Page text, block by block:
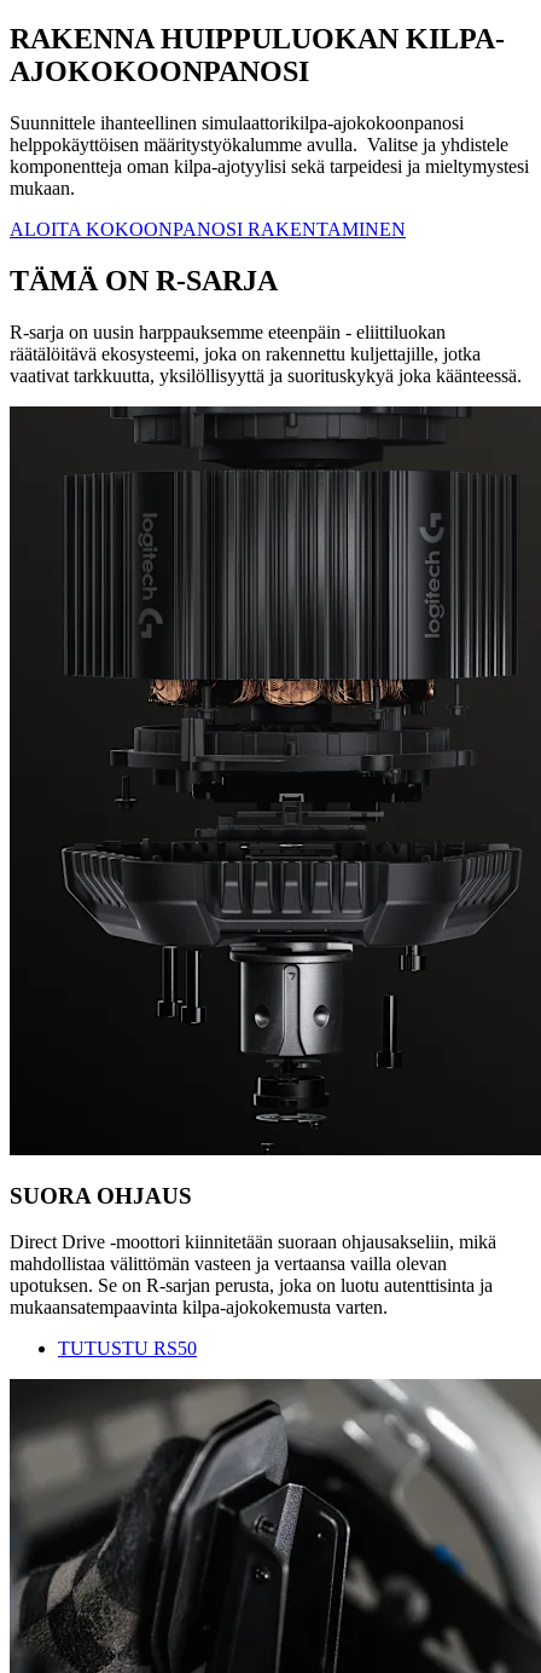
RAKENNA HUIPPULUOKAN KILPA-
AJOKOKOONPANOSI
Suunnittele ihanteellinen simulaattorikilpa-ajokokoonpanosi
helppokäyttöisen määritystyökalumme avulla. Valitse ja yhdistele
komponentteja oman kilpa-ajotyylisi sekä tarpeidesi ja mieltymystesi
mukaan.
ALOITA KOKOONPANOSI RAKENTAMINEN
TÄMÄ ON R-SARJA
R-sarja on uusin harppauksemme eteenpäin - eliittiluokan
räätälöitävä ekosysteemi, joka on rakennettu kuljettajille, jotka
vaativat tarkkuutta, yksilöllisyyttä ja suorituskykyä joka käänteessä.
SUORA OHJAUS
Direct Drive -moottori kiinnitetään suoraan ohjausakseliin, mikä
mahdollistaa välittömän vasteen ja vertaansa vailla olevan
upotuksen. Se on R-sarjan perusta, joka on luotu autenttisinta ja
mukaansatempaavinta kilpa-ajokokemusta varten.
TUTUSTU RS50